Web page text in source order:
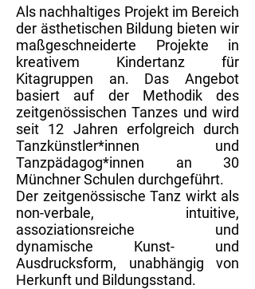
Als nachhaltiges Projekt im Bereich
der ästhetischen Bildung bieten wir
maßgeschneiderte Projekte in
kreativem Kindertanz für
Kitagruppen an. Das Angebot
basiert auf der Methodik des
zeitgenössischen Tanzes und wird
seit 12 Jahren erfolgreich durch
Tanzkünstler*innen und
Tanzpädagog*innen an 30
Münchner Schulen durchgeführt.
Der zeitgenössische Tanz wirkt als
non-verbale, intuitive,
assoziationsreiche und
dynamische Kunst- und
Ausdrucksform, unabhängig von
Herkunft und Bildungsstand.